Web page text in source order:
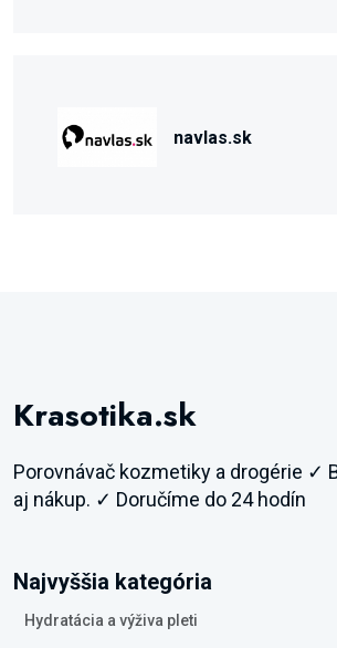
navlas.sk
Krasotika.sk
Porovnávač kozmetiky a drogérie ✓
aj nákup. ✓ Doručíme do 24 hodín
Najvyššia kategória
Hydratácia a výživa pleti